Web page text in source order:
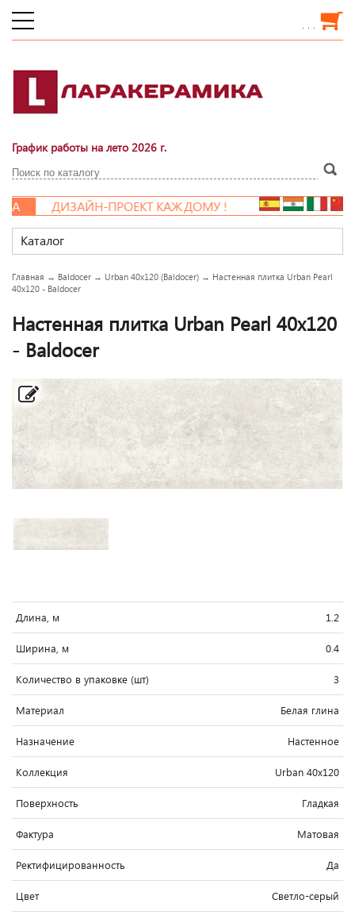
. . .
График работы на лето 2026 г.
ДИЗАЙН-ПРОЕКТ КАЖДОМУ !
Каталог
Главная → Baldocer → Urban 40x120 (Baldocer) → Настенная плитка Urban Pearl
40x120 - Baldocer
Настенная плитка Urban Pearl 40x120
- Baldocer
Длина, м 1.2
Ширина, м 0.4
Количество в упаковке (шт) 3
Материал Белая глина
Назначение Настенное
Коллекция Urban 40x120
Поверхность Гладкая
Фактура Матовая
Ректифицированность Да
Цвет Светло-cерый